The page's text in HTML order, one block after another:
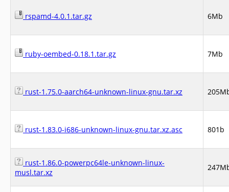
rspamd-4.0.1.tar.gz 6Mb
ruby-oembed-0.18.1.tar.gz 7Mb
rust-1.75.0-aarch64-unknown-linux-gnu.tar.xz
rust-1.83.0-i686-unknown-linux-gnu.tar.xz.asc 801b
rust-1.86.0-powerpc64le-unknown-linux-
musl.tar.xz